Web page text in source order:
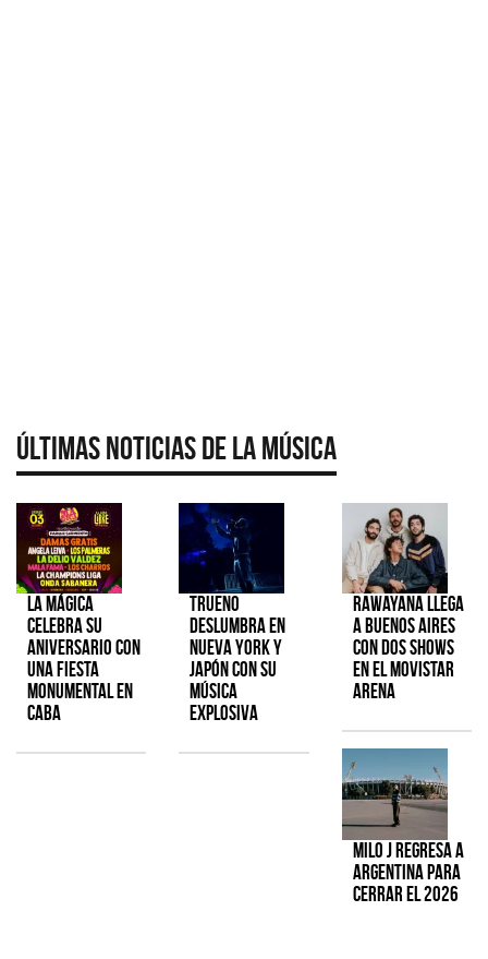
Últimas Noticias de la Música
La Mágica
celebra su
aniversario con
una fiesta
monumental en
CABA
TRUENO
deslumbra en
Nueva York y
Japón con su
música
explosiva
Rawayana llega
a Buenos Aires
con dos shows
en el Movistar
Arena
Milo J regresa a
Argentina para
cerrar el 2026